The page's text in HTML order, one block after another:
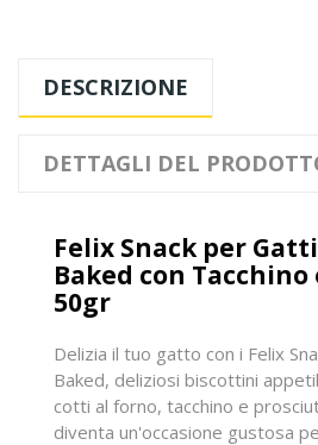
DESCRIZIONE
DETTAGLI DEL
Felix Snack per
Baked con
50gr
Delizia il tuo gatto con i Felix
Baked, deliziosi biscottini
cotti al forno, tacchino e
diventa un'occasione gustosa